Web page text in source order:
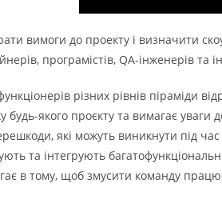
вимоги до проекту і визначити
програмістів, QA-інженерів та
різних рівнів піраміди
будь-якого проєкту та вимагає
які можуть виникнути під час
та інтегрують
в тому, щоб змусити команду